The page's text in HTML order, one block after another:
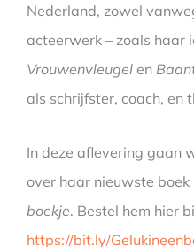
Nederland, zowel
acteerwerk – zoals haar
Vrouwenvleugel en
als schrijfster, coach, en
In deze aflevering gaan
over haar nieuwste boek
boekje. Bestel hem hier
https://bit.ly/